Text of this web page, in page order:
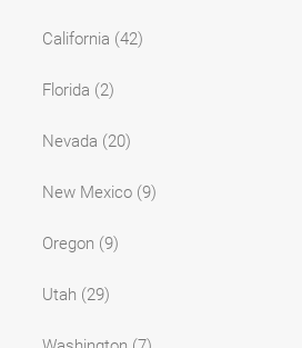
California (42)
Florida (2)
Nevada (20)
New Mexico (9)
Oregon (9)
Utah (29)